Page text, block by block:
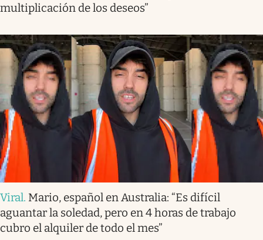
multiplicación de los deseos”
Viral. Mario, español en Australia: “Es difícil
aguantar la soledad, pero en 4 horas de trabajo
cubro el alquiler de todo el mes”